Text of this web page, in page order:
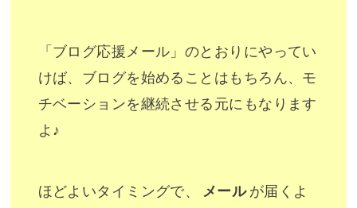
「ブログ応援メール」のとおりにやってい
けば、ブログを始めることはもちろん、モ
チベーションを継続させる元にもなります
よ♪
ほどよいタイミングで、 メール が届くよ